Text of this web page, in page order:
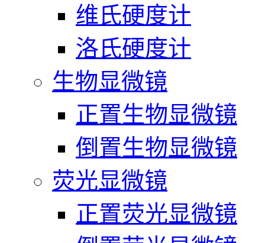
维氏硬度计
洛氏硬度计
生物显微镜
正置生物显微镜
倒置生物显微镜
荧光显微镜
正置荧光显微镜